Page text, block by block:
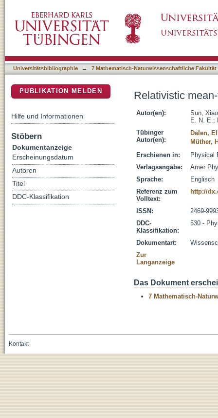
Universitätsbibliographie → 7 Mathematisch-Naturwissenschaftliche Fakultät
Relativistic
Autor(en):
Sun,
E. N. E.;
Tübinger
Autor(en):
Dalen,
Müther,
Erschienen in:
Physical
Verlagsangabe:
Amer
Sprache:
Englisch
Referenz zum
Volltext:
http://
ISSN:
2469-
DDC-
Klassifikation:
530 -
Dokumentart:
Zur
Langanzeige
Das Dokument
7 Mathematisch-
PUBLIKATION MELDEN
Hilfe und Informationen
Stöbern
Dokumentanzeige
Erscheinungsdatum
Autoren
Titel
DDC-Klassifikation
Kontakt